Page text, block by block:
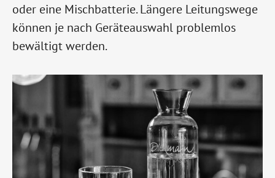
oder eine Mischbatterie. Längere Leitungswege
können je nach Geräteauswahl problemlos
bewältigt werden.